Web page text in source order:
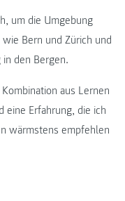
um die Umgebung
Bern und Zürich und
den Bergen.
aus Lernen
eine Erfahrung, die ich
wärmstens empfehlen